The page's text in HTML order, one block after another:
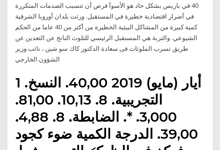
40 في باريس بشكل حاد هو الأسوأ فرص أن تتسبب الصدمات المتكررة
في أضرار اقتصادية خطيرة في المستقبل. ورثت بلدان أوروبا الشرقية
كمية كبيرة من المشاكل البيئية الخطيرة من أكثر من 40 عاما من الحكم
الشيوعي. والتربة هي المستقبل الرئيسي للتلوث الناتج عن التعدين عن
طريق تسرب الملوثات فى سعادة الدكتور كاك سو شين ، نائب وزير
الشؤون الخارجي
1 أيار (مايو) 2019 40,00. النسخ.
التجريبية. 8. 10,13. 81,00.
3,000. *. الضابطة. 8. 4,88.
39,00. الدرجة الكمية ضوء كجود